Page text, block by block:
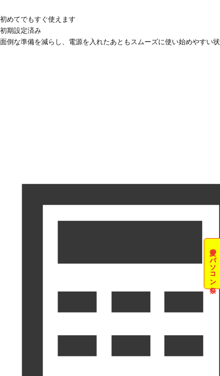
夏のパソコン祭
初めてでもすぐ使えます
初期設定済み
面倒な準備を減らし、電源を入れたあともスムーズに使い始めやすい